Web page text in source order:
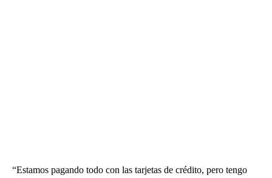
“Estamos pagando todo con las tarjetas de crédito, pero tengo